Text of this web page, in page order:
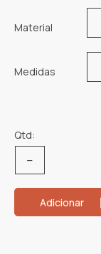
Material
Medidas
Qtd:
Adicionar